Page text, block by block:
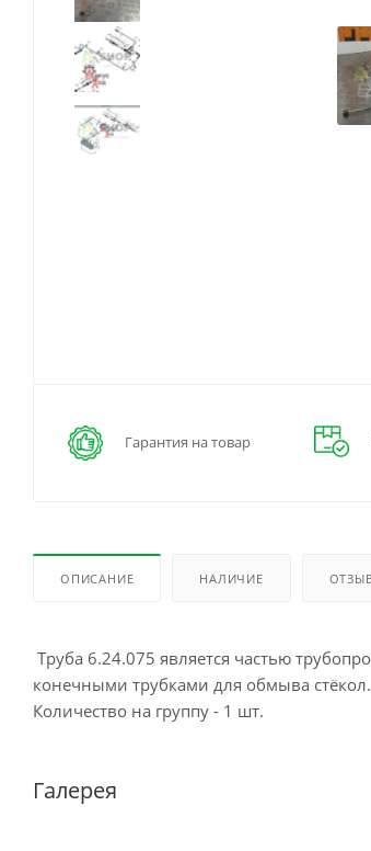
Гарантия на товар
ОПИСАНИЕ НАЛИЧИЕ
Труба 6.24.075 является частью
конечными трубками для обмыва стёкол.
Количество на группу - 1 шт.
Галерея